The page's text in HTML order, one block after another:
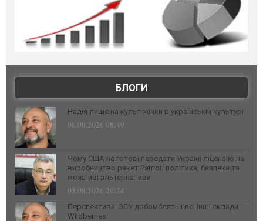
БЛОГИ
Надія лише на культ жінки в українській культурі
06.08.2026 08:49
Чому США не готові передати Україні ліцензію на
виробництво ракет Patriot: політика, безпека та
можливі альтернативи
03.08.2026 20:24
Перспектива: ЗСУ добомблять і всі інші склади
Wildberries